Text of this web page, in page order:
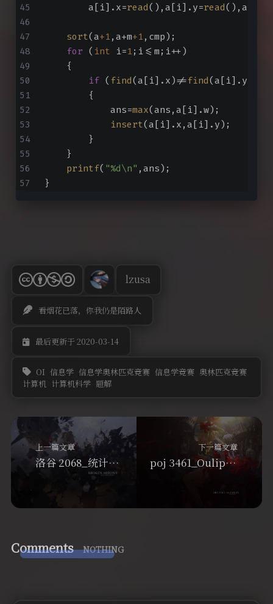
        a[i].x=
read(),a[i].y=read
sort(a+1,a+m+1,cmp);
for ( int i=1;i<=m;i++)
    {
if ( find(a[i].x)!=find(a[i].y))
        {
            ans=
max(ans,a[i].w);
insert(a[i].x,a[i].y);
        }
    }
printf( "%d\n" ,ans);
}
lzusa
看烟花已落，你我仍是陌路人
最后更新于 2020-03-14
OI 信息学 信息学奥林匹克竞赛 信息学竞赛 奥林匹克竞赛
计算机 计算机科学 题解
上一篇文章
洛谷 2068_统计和_树状数组
下一篇文章
poj 3461_Oulipo_KMP
Comments NOTHING